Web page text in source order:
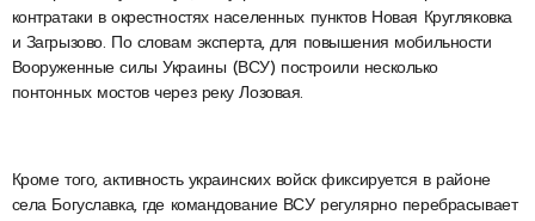
контратаки в окрестностях населенных пунктов Новая Кругляковка
и Загрызово. По словам эксперта, для повышения мобильности
Вооруженные силы Украины (ВСУ) построили несколько
понтонных мостов через реку Лозовая.
Кроме того, активность украинских войск фиксируется в районе
села Богуславка, где командование ВСУ регулярно перебрасывает